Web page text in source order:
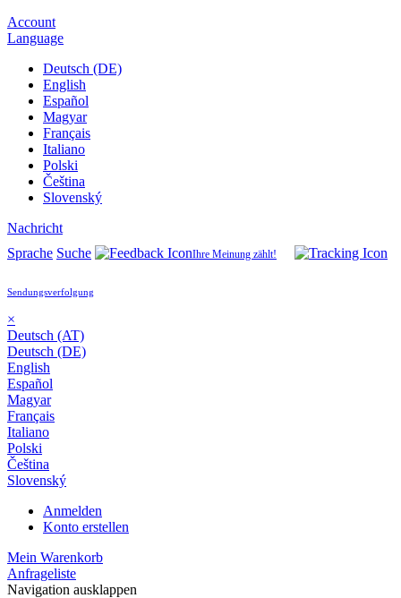
Account
Language
Deutsch (DE)
English
Español
Magyar
Français
Italiano
Polski
Čeština
Slovenský
Nachricht
Sprache Suche Ihre Meinung zählt!
Sendungsverfolgung
×
Deutsch (AT)
Deutsch (DE)
English
Español
Magyar
Français
Italiano
Polski
Čeština
Slovenský
Anmelden
Konto erstellen
Mein Warenkorb
Anfrageliste
Navigation ausklappen